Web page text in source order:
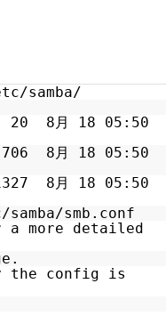
samba/
8月 18 05:50
8月 18 05:50
8月 18 05:50
smb.conf
a more detailed
the config is